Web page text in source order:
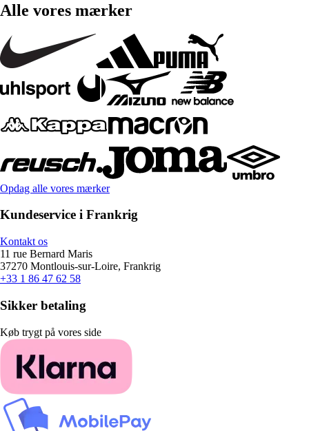
Alle vores mærker
Opdag alle vores mærker
Kundeservice i Frankrig
Kontakt os
11 rue Bernard Maris
37270 Montlouis-sur-Loire, Frankrig
+33 1 86 47 62 58
Sikker betaling
Køb trygt på vores side